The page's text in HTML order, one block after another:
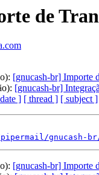
de
[gnucash-br] Importe
[gnucash-br]
] [ thread ] [ subject ]
gnucash-br/
[gnucash-br] Importe